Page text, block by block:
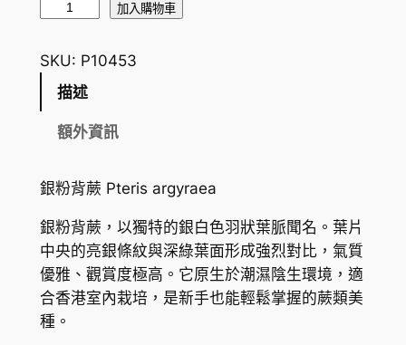
背
蕨
i
s
a
r
g
y
加入購物車
SKU: P10453
描述
額外資訊
銀粉背蕨 Pteris argyraea
銀粉背蕨，以獨特的銀白色羽狀葉脈聞名。葉片
中央的亮銀條紋與深綠葉面形成強烈對比，氣質
優雅、觀賞度極高。它原生於潮濕陰生環境，適
合香港室內栽培，是新手也能輕鬆掌握的蕨類美
種。